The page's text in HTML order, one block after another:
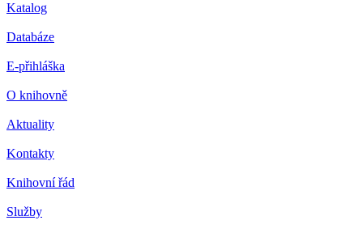
Katalog
Databáze
E-přihláška
O knihovně
Aktuality
Kontakty
Knihovní řád
Služby